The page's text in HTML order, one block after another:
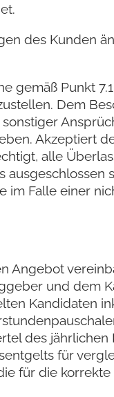
des Kunden
gemäß Punkt
Dem
Akzeptiert
alle
im Falle einer
Angebot
und dem
Kandidaten
des
für
für die